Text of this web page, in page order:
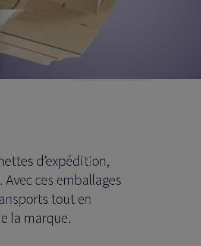
d’expédition,
ces emballages
tout en
la marque.